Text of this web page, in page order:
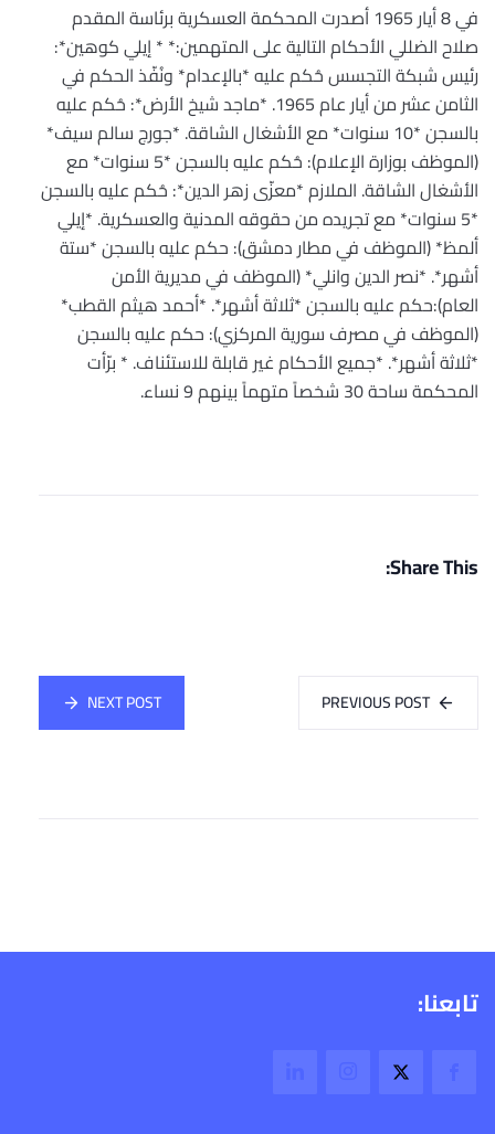
في 8 أيار 1965 أصدرت المحكمة العسكرية برئاسة المقدم
صلاح الضللي الأحكام التالية على المتهمين:* * إيلي كوهين*:
رئيس شبكة التجسس حُكم عليه *بالإعدام* ونُفّذ الحكمفي
الثامن عشر من أيار عام 1965. *ماجد شيخ الأرض*: حُكم عليه
بالسجن *10 سنوات* مع الأشغال الشاقة. *جورج سالم سيف*
(الموظف بوزارة الإعلام): حُكم عليه بالسجن *5 سنوات* مع
الأشغال الشاقة. الملازم *معزّى زهر الدين*: حُكم عليه بالسجن
*5 سنوات* مع تجريده من حقوقه المدنية والعسكرية. *إيلي
ألمظ* (الموظف في مطار دمشق): حكم عليه بالسجن *ستة
أشهر*. *نصر الدين وانلي* (الموظف في مديرية الأمن
العام):حكم عليه بالسجن *ثلاثة أشهر*. *أحمد هيثم القطب*
(الموظف في مصرف سورية المركزي): حكم عليه بالسجن
*ثلاثة أشهر*. *جميع الأحكام غير قابلة للاستئناف. * برّأت
المحكمة ساحة 30 شخصاً متهماً بينهم 9 نساء.
Share This:
PREVIOUS POST
NEXT POST
تابعنا: